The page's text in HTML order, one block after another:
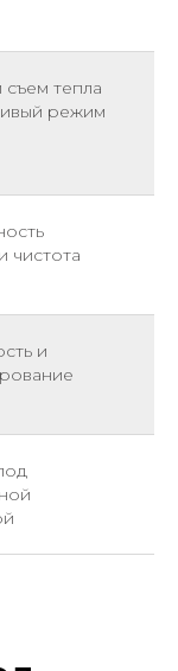
тепла
режим
чистота
и